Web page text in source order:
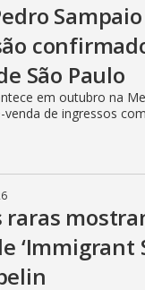
São Paulo
em outubro na
venda de ingressos
raras
‘Immigrant